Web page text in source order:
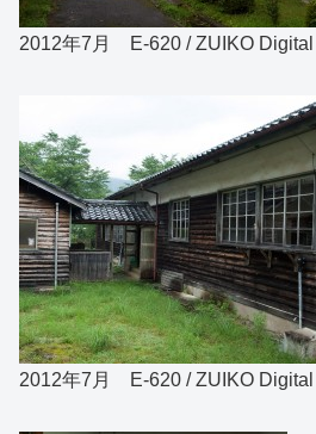
2012年7月 E-620 / ZUIKO Digital
2012年7月 E-620 / ZUIKO Digital